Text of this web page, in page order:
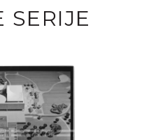
SERIJE